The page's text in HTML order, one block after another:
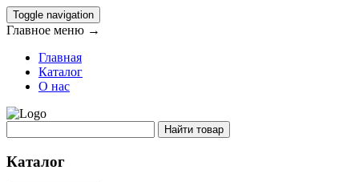
Toggle navigation
Главное меню →
Главная
Каталог
О нас
Каталог